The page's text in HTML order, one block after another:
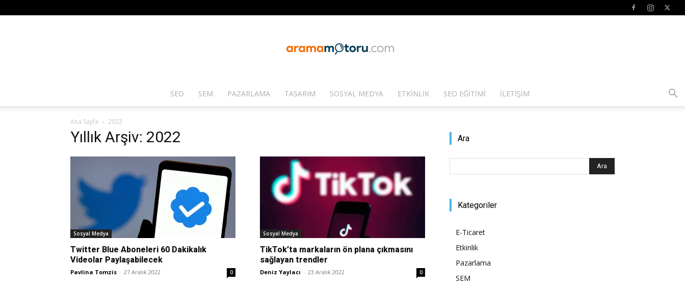
Arama
Optimizasyonu
SEO SEM PAZARLAMA TASARIM SOSYAL MEDYA ETKINLIK SEO EĞITIMI İLETIŞIM
Ana Sayfa 2022
Yıllık Arşiv: 2022
Sosyal Medya
Twitter Blue Aboneleri 60 Dakikalık
Videolar Paylaşabilecek
Pavlina Tomzis - 27 Aralık 2022 0
Sosyal Medya
TikTok’ta markaların ön plana çıkmasını
sağlayan trendler
Deniz Yaylacı - 23 Aralık 2022 0
Ara
Kategoriler
E-Ticaret
Etkinlik
Pazarlama
SEM